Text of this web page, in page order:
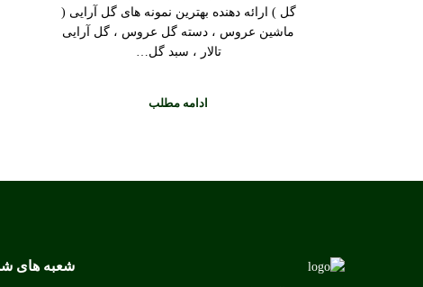
گل ) ارائه دهنده بهترین نمونه های گل آرایی (
ماشین عروس ، دسته گل عروس ، گل آرایی
تالار ، سبد گل…
ادامه مطلب
شعبه های